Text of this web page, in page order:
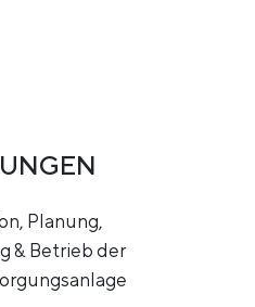
Planung,
& Betrieb der